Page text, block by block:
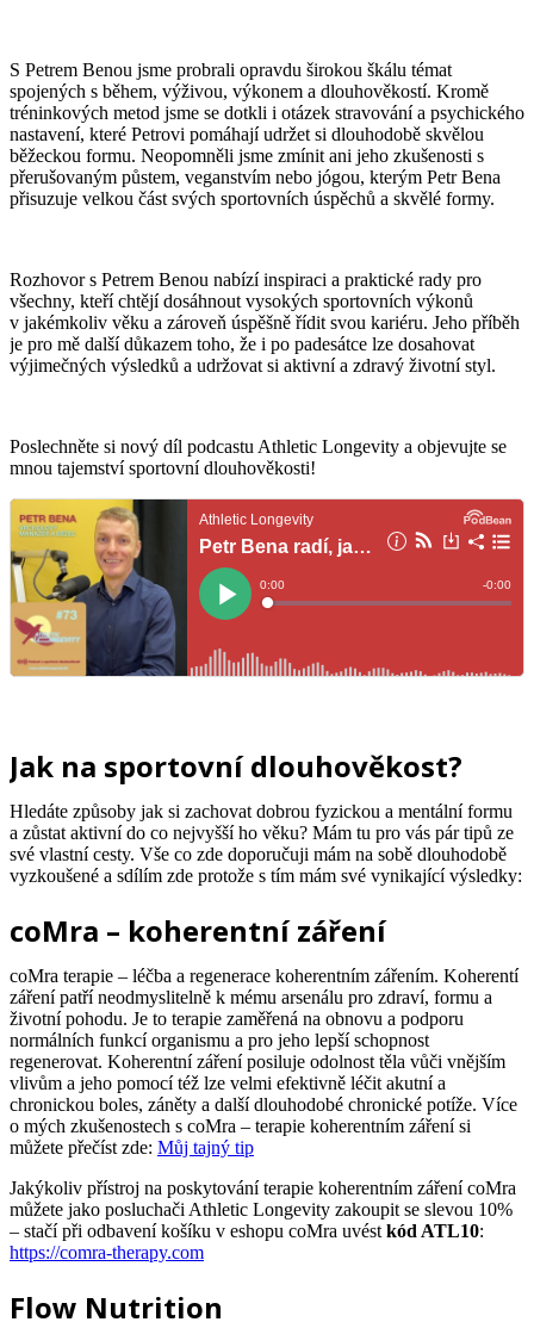
S Petrem Benou jsme probrali opravdu širokou škálu témat
spojených s během, výživou, výkonem a dlouhověkostí. Kromě
tréninkových metod jsme se dotkli i otázek stravování a psychického
nastavení, které Petrovi pomáhají udržet si dlouhodobě skvělou
běžeckou formu. Neopomněli jsme zmínit ani jeho zkušenosti s
přerušovaným půstem, veganstvím nebo jógou, kterým Petr Bena
přisuzuje velkou část svých sportovních úspěchů a skvělé formy.
Rozhovor s Petrem Benou nabízí inspiraci a praktické rady pro
všechny, kteří chtějí dosáhnout vysokých sportovních výkonů
v jakémkoliv věku a zároveň úspěšně řídit svou kariéru. Jeho příběh
je pro mě další důkazem toho, že i po padesátce lze dosahovat
výjimečných výsledků a udržovat si aktivní a zdravý životní styl.
Poslechněte si nový díl podcastu Athletic Longevity a objevujte se
mnou tajemství sportovní dlouhověkosti!
Jak na sportovní dlouhověkost?
Hledáte způsoby jak si zachovat dobrou fyzickou a mentální formu
a zůstat aktivní do co nejvyšší ho věku? Mám tu pro vás pár tipů ze
své vlastní cesty. Vše co zde doporučuji mám na sobě dlouhodobě
vyzkoušené a sdílím zde protože s tím mám své vynikající výsledky:
coMra – koherentní záření
coMra terapie – léčba a regenerace koherentním zářením. Koherentí
záření patří neodmyslitelně k mému arsenálu pro zdraví, formu a
životní pohodu. Je to terapie zaměřená na obnovu a podporu
normálních funkcí organismu a pro jeho lepší schopnost
regenerovat. Koherentní záření posiluje odolnost těla vůči vnějším
vlivům a jeho pomocí též lze velmi efektivně léčit akutní a
chronickou boles, záněty a další dlouhodobé chronické potíže. Více
o mých zkušenostech s coMra – terapie koherentním záření si
můžete přečíst zde: Můj tajný tip
Jakýkoliv přístroj na poskytování terapie koherentním záření coMra
můžete jako posluchači Athletic Longevity zakoupit se slevou 10%
– stačí při odbavení košíku v eshopu coMra uvést kód ATL10:
https://comra-therapy.com
Flow Nutrition